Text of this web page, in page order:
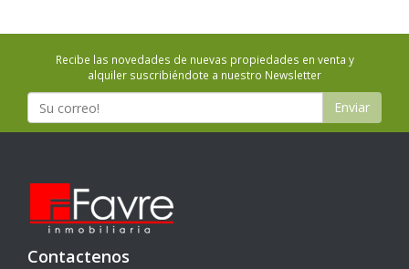
Recibe las novedades de nuevas propiedades en venta y
alquiler suscribiéndote a nuestro Newsletter
Enviar
Contactenos